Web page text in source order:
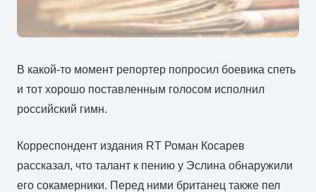
В какой-то момент репортер попросил боевика спеть
и тот хорошо поставленным голосом исполнил
российский гимн.
Корреспондент издания RT Роман Косарев
рассказал, что талант к пению у Эслина обнаружили
его сокамерники. Перед ними британец также пел